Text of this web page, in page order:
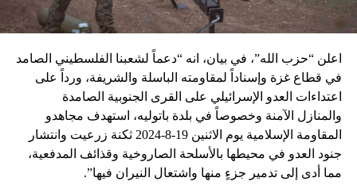
اعلن “حزب الله”، في بيان، انه “دعماً لشعبنا الفلسطيني الصامد
في قطاع غزة وإسناداً لمقاومته الباسلة ‌‏‌‏‌والشريفة، ورداً على
اعتداءات العدو الإسرائيلي على القرى الجنوبية الصامدة
والمنازل الآمنة وخصوصاً في بلدة باتوليه، استهدف مجاهدو
المقاومة الإسلامية يوم الاثنين 19-8-2024 ثكنة زرعيت وانتشار
جنود العدو في محيطها بالأسلحة الصاروخية وقذائف المدفعية،
مما أدى إلى تدمير جزءٍ منها واشتعال النيران فيها”.